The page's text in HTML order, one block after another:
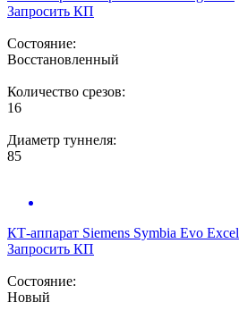
Запросить КП
Состояние:
Восстановленный
Количество срезов:
16
Диаметр туннеля:
85
КТ-аппарат Siemens Symbia Evo Excel
Запросить КП
Состояние:
Новый